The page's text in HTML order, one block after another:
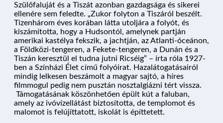
NYARALÓHAJÓZÁS
Szülőfaluját és a Tiszát azonban gazdagsága és sikerei
ellenére sem feledte. „Zukor folyton a Tiszáról beszélt.
Tizenhárom éves korában látta utoljára a folyót, és
kiszámította, hogy a Hudsontól, amelynek partján
amerikai kastélya fekszik, a jachtján, az Atlanti-óceánon,
a Földközi-tengeren, a Fekete-tengeren, a Dunán és a
Tiszán keresztül el tudna jutni Ricséig” – írta róla 1927-
ben a Színházi Élet című folyóirat. Hazalátogatásairól
mindig lelkesen beszámolt a magyar sajtó, a híres
filmmogul pedig nem pusztán nosztalgiázni tért vissza.
Támogatásának köszönhetően épült kút a faluban,
amely az ivóvízellátást biztosította, de templomot és
malomot is felújíttatott, iskolát is építtetett.